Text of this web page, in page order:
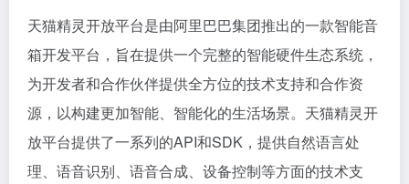
天猫精灵开放平台是由阿里巴巴集团推出的一款智能音
箱开发平台，旨在提供一个完整的智能硬件生态系统，
为开发者和合作伙伴提供全方位的技术支持和合作资
源，以构建更加智能、智能化的生活场景。天猫精灵开
放平台提供了一系列的API和SDK，提供自然语言处
理、语音识别、语音合成、设备控制等方面的技术支